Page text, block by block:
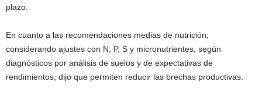
plazo.
En cuanto a las recomendaciones medias de nutrición,
considerando ajustes con N, P, S y micronutrientes, según
diagnósticos por análisis de suelos y de expectativas de
rendimientos, dijo que permiten reducir las brechas productivas.